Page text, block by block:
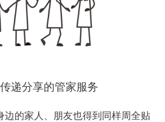
递分享的管家服务
边的家人、朋友也得到同样周全贴